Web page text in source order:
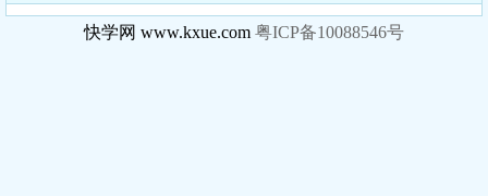
快学网 www.kxue.com 粤ICP备10088546号